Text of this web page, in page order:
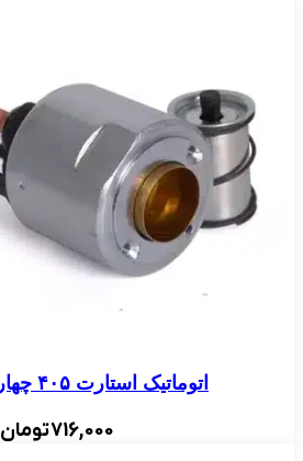
اتوماتیک استارت ۴۰۵ چهار زغاله امکو
716,000تومان